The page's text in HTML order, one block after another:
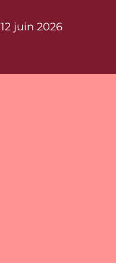
12 juin 2026